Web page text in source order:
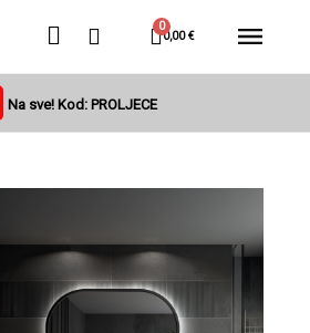
0,00 €
Na sve! Kod: PROLJECE